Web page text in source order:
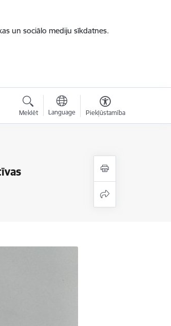
un sociālo mediju sīkdatnes.
Meklēt Language Piekļūstamība